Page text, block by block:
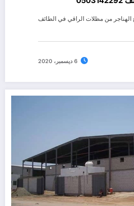
الهناجر من مظلات الراقي في الطائف
6 ديسمبر، 2020